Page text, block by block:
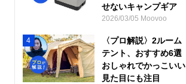
せないキャンプギア
2026/03/05 Moovoo
4
〈プロ解説〉2ルーム
テント、おすすめ6選
おしゃれでかっこいい
見た目にも注目